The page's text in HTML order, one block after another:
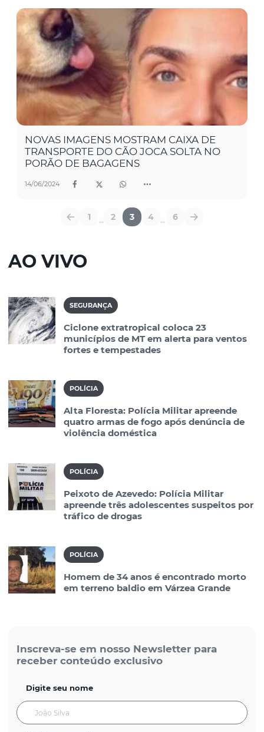
NOVAS IMAGENS MOSTRAM CAIXA DE
TRANSPORTE DO CÃO JOCA SOLTA NO
PORÃO DE BAGAGENS
14/06/2024
1 ... 2 3 4 ... 6
AO VIVO
SEGURANÇA
Ciclone extratropical coloca 23
municípios de MT em alerta para ventos
fortes e tempestades
POLÍCIA
Alta Floresta: Polícia Militar apreende
quatro armas de fogo após denúncia de
violência doméstica
POLÍCIA
Peixoto de Azevedo: Polícia Militar
apreende três adolescentes suspeitos por
tráfico de drogas
POLÍCIA
Homem de 34 anos é encontrado morto
em terreno baldio em Várzea Grande
Inscreva-se em nosso Newsletter para
receber conteúdo exclusivo
Digite seu nome